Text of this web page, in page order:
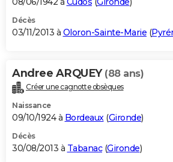
Décès
03/11/2013 à Oloron-Sainte-Marie (
Andree ARQUEY (88 ans)
Créer une cagnotte obsèques
Naissance
09/10/1924 à Bordeaux(Gironde)
Décès
30/08/2013 à Tabanac(Gironde)